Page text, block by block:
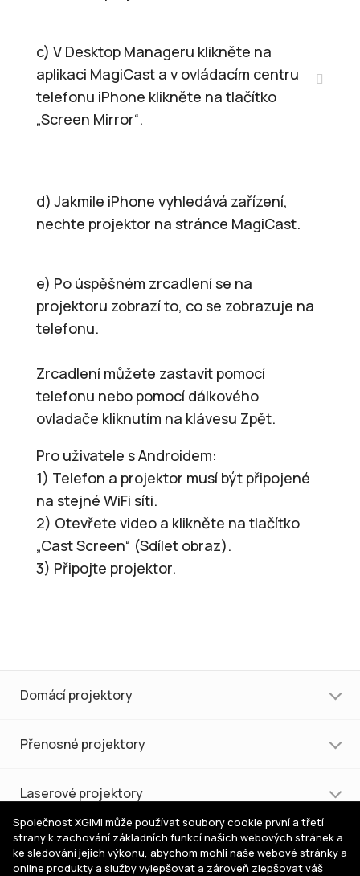
c) V Desktop Manageru klikněte na
aplikaci MagiCast a v ovládacím centru
telefonu iPhone klikněte na tlačítko
„Screen Mirror“.
d) Jakmile iPhone vyhledává zařízení,
nechte projektor na stránce MagiCast.
e) Po úspěšném zrcadlení se na
projektoru zobrazí to, co se zobrazuje na
telefonu.
Zrcadlení můžete zastavit pomocí
telefonu nebo pomocí dálkového
ovladače kliknutím na klávesu Zpět.
Pro uživatele s Androidem:
1) Telefon a projektor musí být připojené
na stejné WiFi síti.
2) Otevřete video a klikněte na tlačítko
„Cast Screen“ (Sdílet obraz).
3) Připojte projektor.
Domácí projektory
Přenosné projektory
Laserové projektory
Nákup a podpora
Společnost XGIMI může používat soubory cookie první a třetí
strany k zachování základních funkcí našich webových stránek a
ke sledování jejich výkonu, abychom mohli naše webové stránky a
online produkty a služby vylepšovat a zároveň zlepšovat váš